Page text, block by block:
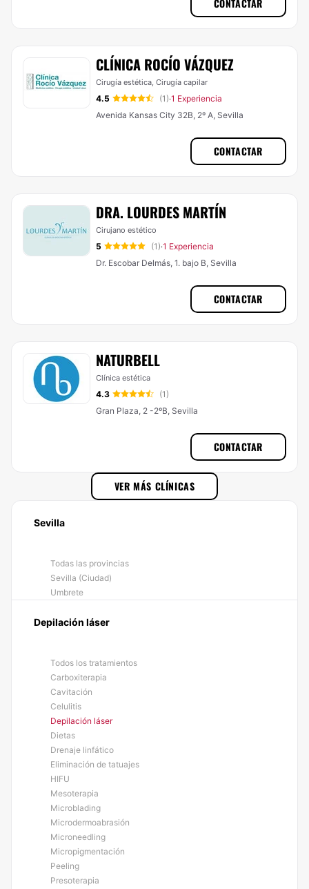
CONTACTAR
CLÍNICA ROCÍO VÁZQUEZ
Cirugía estética, Cirugía capilar
4.5 (1)·1 Experiencia
Avenida Kansas City 32B, 2º A, Sevilla
CONTACTAR
DRA. LOURDES MARTÍN
Cirujano estético
5 (1)·1 Experiencia
Dr. Escobar Delmás, 1. bajo B, Sevilla
CONTACTAR
NATURBELL
Clínica estética
4.3
(1)
Gran Plaza, 2 -2ºB, Sevilla
CONTACTAR
VER MÁS CLÍNICAS
Sevilla
Todas las provincias
Sevilla (Ciudad)
Umbrete
Depilación láser
Todos los tratamientos
Carboxiterapia
Cavitación
Celulitis
Depilación láser
Dietas
Drenaje linfático
Eliminación de tatuajes
HIFU
Mesoterapia
Microblading
Microdermoabrasión
Microneedling
Micropigmentación
Peeling
Presoterapia